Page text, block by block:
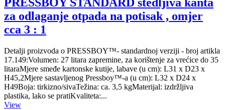
PRESSBOY STANDARD štedljiva kanta
za odlaganje otpada na potisak , omjer
cca 3 : 1
Detalji proizvoda o PRESSBOY™- standardnoj verziji - broj artikla
17.149:Volumen: 27 litara zapremine, za korištenje za vrećice do 35
litaraMjere smeđe kartonske kutije, labave (u cm): L31 x D23 x
H45,2Mjere sastavljenog Pressboy™-a (u cm): L32 x D24 x
H49Boja: tirkizno/sivaTežina: ca. 3,5 kgMaterijal: izdržljiva
plastika, lako se pratiKvaliteta:...
View